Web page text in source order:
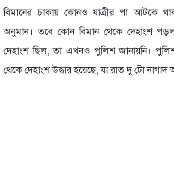
বিমানের চাকায় কোনও যাত্রীর পা আটকে
অনুমান। তবে কোন বিমান থেকে দেহাংশ
দেহাংশ ছিল, তা এখনও পুলিশ জানায়নি।
থেকে দেহাংশ উদ্ধার হয়েছে, যা রাত দু টো